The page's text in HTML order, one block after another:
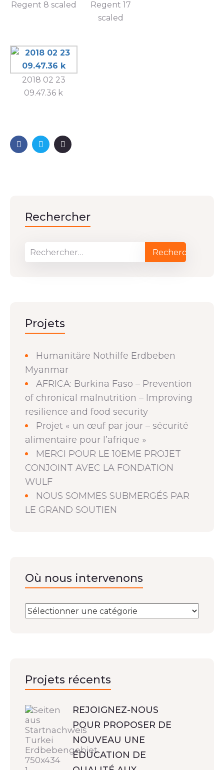
Regent 8 scaled
Regent 17
scaled
2018 02 23
09.47.36 k
Rechercher
Projets
Humanitäre Nothilfe Erdbeben
Myanmar
AFRICA: Burkina Faso – Prevention
of chronical malnutrition – Improving
resilience and food security
Projet « un œuf par jour – sécurité
alimentaire pour l’afrique »
MERCI POUR LE 10EME PROJET
CONJOINT AVEC LA FONDATION
WULF
NOUS SOMMES SUBMERGÉS PAR
LE GRAND SOUTIEN
Où nous intervenons
Projets récents
REJOIGNEZ-NOUS
POUR PROPOSER DE
NOUVEAU UNE
ÉDUCATION DE